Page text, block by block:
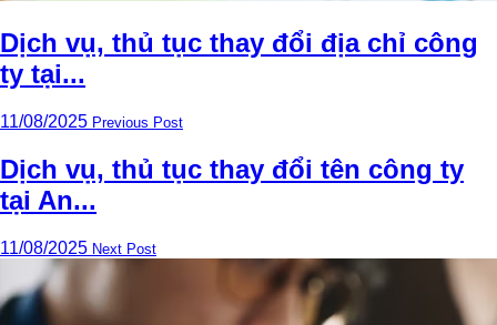
Dịch vụ, thủ tục thay đổi địa chỉ công
ty tại...
11/08/2025 Previous Post
Dịch vụ, thủ tục thay đổi tên công ty
tại An...
11/08/2025 Next Post